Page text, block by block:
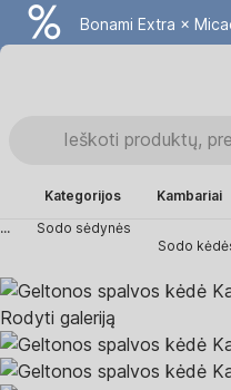
Bonami Extra ×
Kategorijos Kambariai
...
Sodo sėdynės
Sodo
Rodyti galeriją